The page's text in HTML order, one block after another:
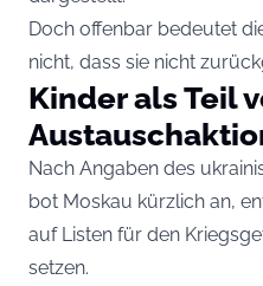
Doch offenbar bedeutet
nicht, dass sie nicht
Kinder als Teil
Nach Angaben des
bot Moskau kürzlich an,
auf Listen für den
setzen.